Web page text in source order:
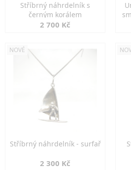
Stříbrný náhrdelník s
černým korálem
2 700 Kč
NOVÉ
Stříbrný náhrdelník - surfař
2 300 Kč